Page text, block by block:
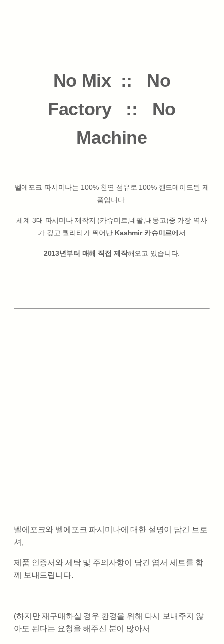
No Mix :: No
Factory :: No
Machine
벨에포크 파시미나는 100% 천연 섬유로 100% 핸드메이드된 제
품입니다.
세계 3대 파시미나 제작지 (카슈미르,네팔,내몽고)중 가장 역사
가 깊고 퀄리티가 뛰어난 Kashmir 카슈미르에서
2013년부터 매해 직접 제작해오고 있습니다.
벨에포크와 벨에포크 파시미나에 대한 설명이 담긴 브로
셔,
제품 인증서와 세탁 및 주의사항이 담긴 엽서 세트를 함
께 보내드립니다.
(하지만 재구매하실 경우 환경을 위해 다시 보내주지 않
아도 된다는 요청을 해주신 분이 많아서